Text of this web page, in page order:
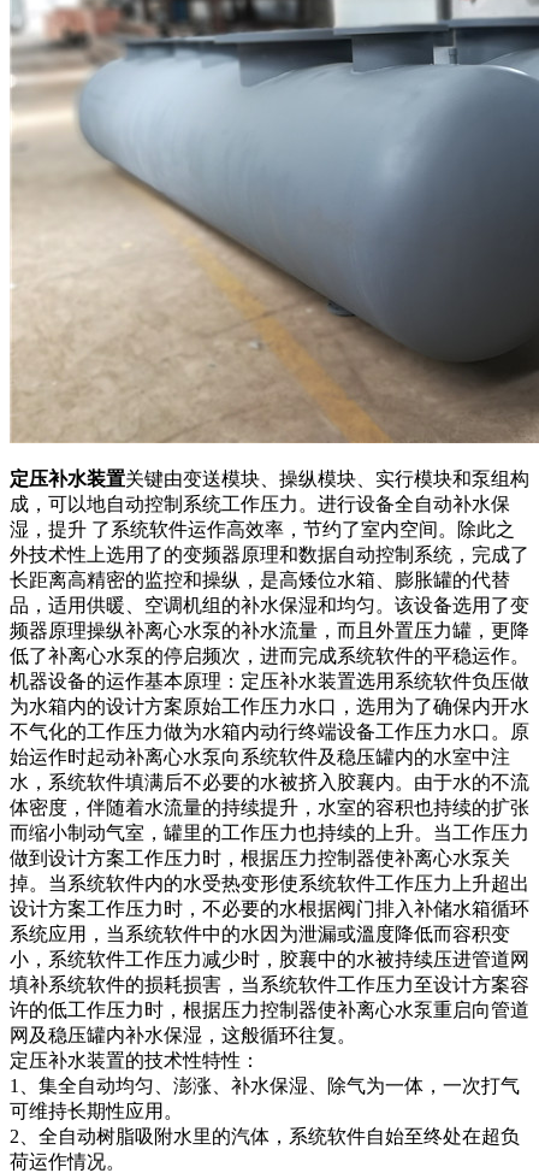
定压补水装置关键由变送模块、操纵模块、实行模块和泵组构
成，可以地自动控制系统工作压力。进行设备全自动补水保
湿，提升 了系统软件运作高效率，节约了室内空间。除此之
外技术性上选用了的变频器原理和数据自动控制系统，完成了
长距离高精密的监控和操纵，是高矮位水箱、膨胀罐的代替
品，适用供暖、空调机组的补水保湿和均匀。该设备选用了变
频器原理操纵补离心水泵的补水流量，而且外置压力罐，更降
低了补离心水泵的停启频次，进而完成系统软件的平稳运作。
机器设备的运作基本原理：定压补水装置选用系统软件负压做
为水箱内的设计方案原始工作压力水口，选用为了确保内开水
不气化的工作压力做为水箱内动行终端设备工作压力水口。原
始运作时起动补离心水泵向系统软件及稳压罐内的水室中注
水，系统软件填满后不必要的水被挤入胶襄内。由于水的不流
体密度，伴随着水流量的持续提升，水室的容积也持续的扩张
而缩小制动气室，罐里的工作压力也持续的上升。当工作压力
做到设计方案工作压力时，根据压力控制器使补离心水泵关
掉。当系统软件内的水受热变形使系统软件工作压力上升超出
设计方案工作压力时，不必要的水根据阀门排入补储水箱循环
系统应用，当系统软件中的水因为泄漏或溫度降低而容积变
小，系统软件工作压力减少时，胶襄中的水被持续压进管道网
填补系统软件的损耗损害，当系统软件工作压力至设计方案容
许的低工作压力时，根据压力控制器使补离心水泵重启向管道
网及稳压罐内补水保湿，这般循环往复。
定压补水装置的技术性特性：
1、集全自动均匀、澎涨、补水保湿、除气为一体，一次打气
可维持长期性应用。
2、全自动树脂吸附水里的汽体，系统软件自始至终处在超负
荷运作情况。